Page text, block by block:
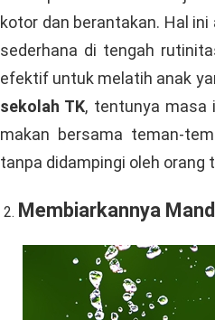
kotor dan berantakan. Hal
sederhana di tengah
efektif untuk melatih anak
sekolah TK, tentunya masa
makan bersama teman-
tanpa didampingi oleh orang
Membiarkannya